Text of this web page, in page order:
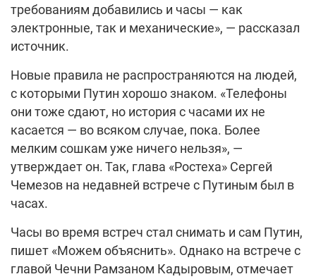
требованиям добавились и часы — как
электронные, так и механические», — рассказал
источник.
Новые правила не распространяются на людей,
с которыми Путин хорошо знаком. «Телефоны
они тоже сдают, но история с часами их не
касается — во всяком случае, пока. Более
мелким сошкам уже ничего нельзя», —
утверждает он. Так, глава «Ростеха» Сергей
Чемезов на недавней встрече с Путиным был в
часах.
Часы во время встреч стал снимать и сам Путин,
пишет «Можем объяснить». Однако на встрече с
главой Чечни Рамзаном Кадыровым, отмечает